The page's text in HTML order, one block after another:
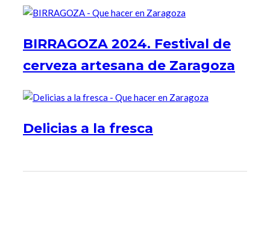
BIRRAGOZA 2024. Festival de
cerveza artesana de Zaragoza
Delicias a la fresca